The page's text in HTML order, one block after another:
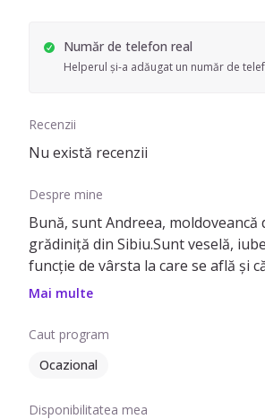
Număr de telefon real
Helperul și-a adăugat un număr de
Recenzii
Nu există recenzii
Despre mine
Bună, sunt Andreea,
grădiniță din Sibiu.Sunt veselă,
funcție de vârsta la care se află și
Mai multe
Caut program
Ocazional
Disponibilitatea mea